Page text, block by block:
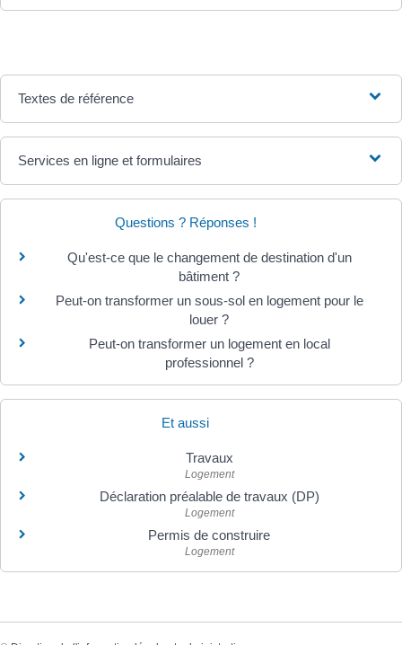
Textes de référence
Services en ligne et formulaires
Questions ? Réponses !
Qu'est-ce que le changement de destination d'un
bâtiment ?
Peut-on transformer un sous-sol en logement pour le
louer ?
Peut-on transformer un logement en local
professionnel ?
Et aussi
Travaux
Logement
Déclaration préalable de travaux (DP)
Logement
Permis de construire
Logement